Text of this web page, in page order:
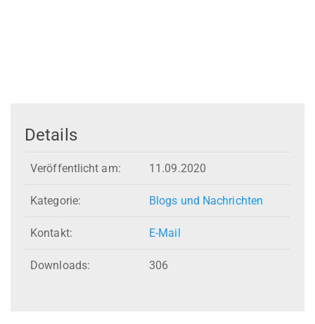
Details
Veröffentlicht am: 11.09.2020
Kategorie: Blogs und Nachrichten
Kontakt: E-Mail
Downloads: 306